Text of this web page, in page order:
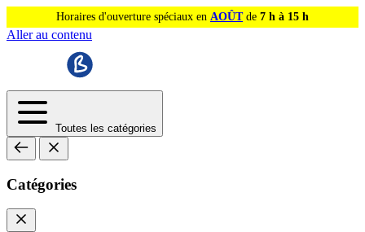
Horaires d'ouverture spéciaux en AOÛTde 7 h à 15 h
Aller au contenu
Toutes les catégories
Catégories